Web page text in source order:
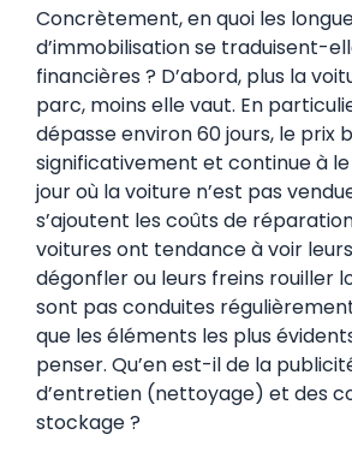
Concrètement, en quoi les
d’immobilisation se traduisent-
financières ? D’abord, plus la
parc, moins elle vaut. En
dépasse environ 60 jours, le prix
significativement et continue à
jour où la voiture n’est pas
s’ajoutent les coûts de
voitures ont tendance à voir
dégonfler ou leurs freins rouiller
sont pas conduites
que les éléments les plus
penser. Qu’en est-il de la
d’entretien (nettoyage) et des
stockage ?